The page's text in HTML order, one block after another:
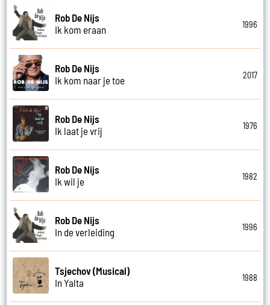
Rob De Nijs
Ik kom eraan
1996
Rob De Nijs
Ik kom naar je toe
2017
Rob De Nijs
Ik laat je vrij
1976
Rob De Nijs
Ik wil je
1982
Rob De Nijs
In de verleiding
1996
Tsjechov (Musical)
In Yalta
1988